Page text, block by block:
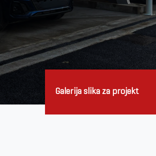
Galerija slika za projekt